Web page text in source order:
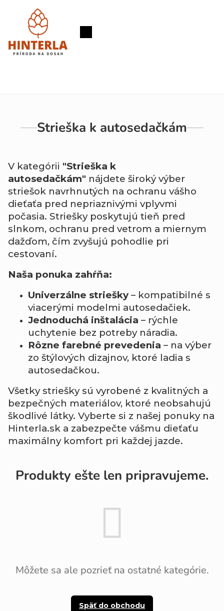
Nákupný
Strieška k autosedačkám
V kategórii "Strieška k
autosedačkám" nájdete široký výber
striešok navrhnutých na ochranu vášho
dieťaťa pred nepriaznivými vplyvmi
počasia. Striešky poskytujú tieň pred
slnkom, ochranu pred vetrom a miernym
dažďom, čím zvyšujú pohodlie pri
cestovaní.
Naša ponuka zahŕňa:
Univerzálne striešky– kompatibilné s
viacerými modelmi autosedačiek.
Jednoduchá inštalácia – rýchle
uchytenie bez potreby náradia.
Rôzne farebné prevedenia – na výber
zo štýlových dizajnov, ktoré ladia s
autosedačkou.
Všetky striešky sú vyrobené z kvalitných a
bezpečných materiálov, ktoré neobsahujú
škodlivé látky. Vyberte si z našej ponuky na
Hinterla.sk a zabezpečte vášmu dieťaťu
maximálny komfort pri každej jazde.
Produkty ešte len pripravujeme.
Môžete sa ale pozrieť na ostatné kategórie.
Späť do obchodu